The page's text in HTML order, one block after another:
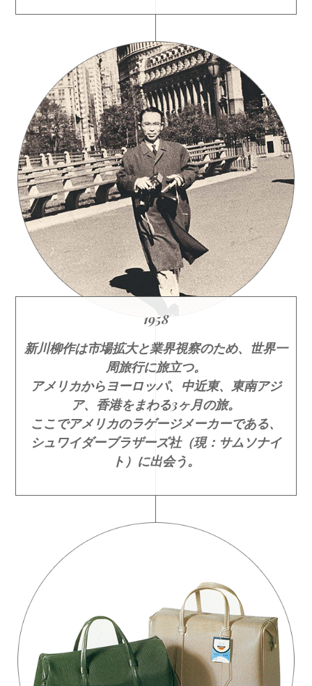
1958
新川柳作は市場拡大と業界視察のため、世界一
周旅行に旅立つ。
アメリカからヨーロッパ、中近東、東南アジ
ア、香港をまわる3ヶ月の旅。
ここでアメリカのラゲージメーカーである、
シュワイダーブラザーズ社（現：サムソナイ
ト）に出会う。